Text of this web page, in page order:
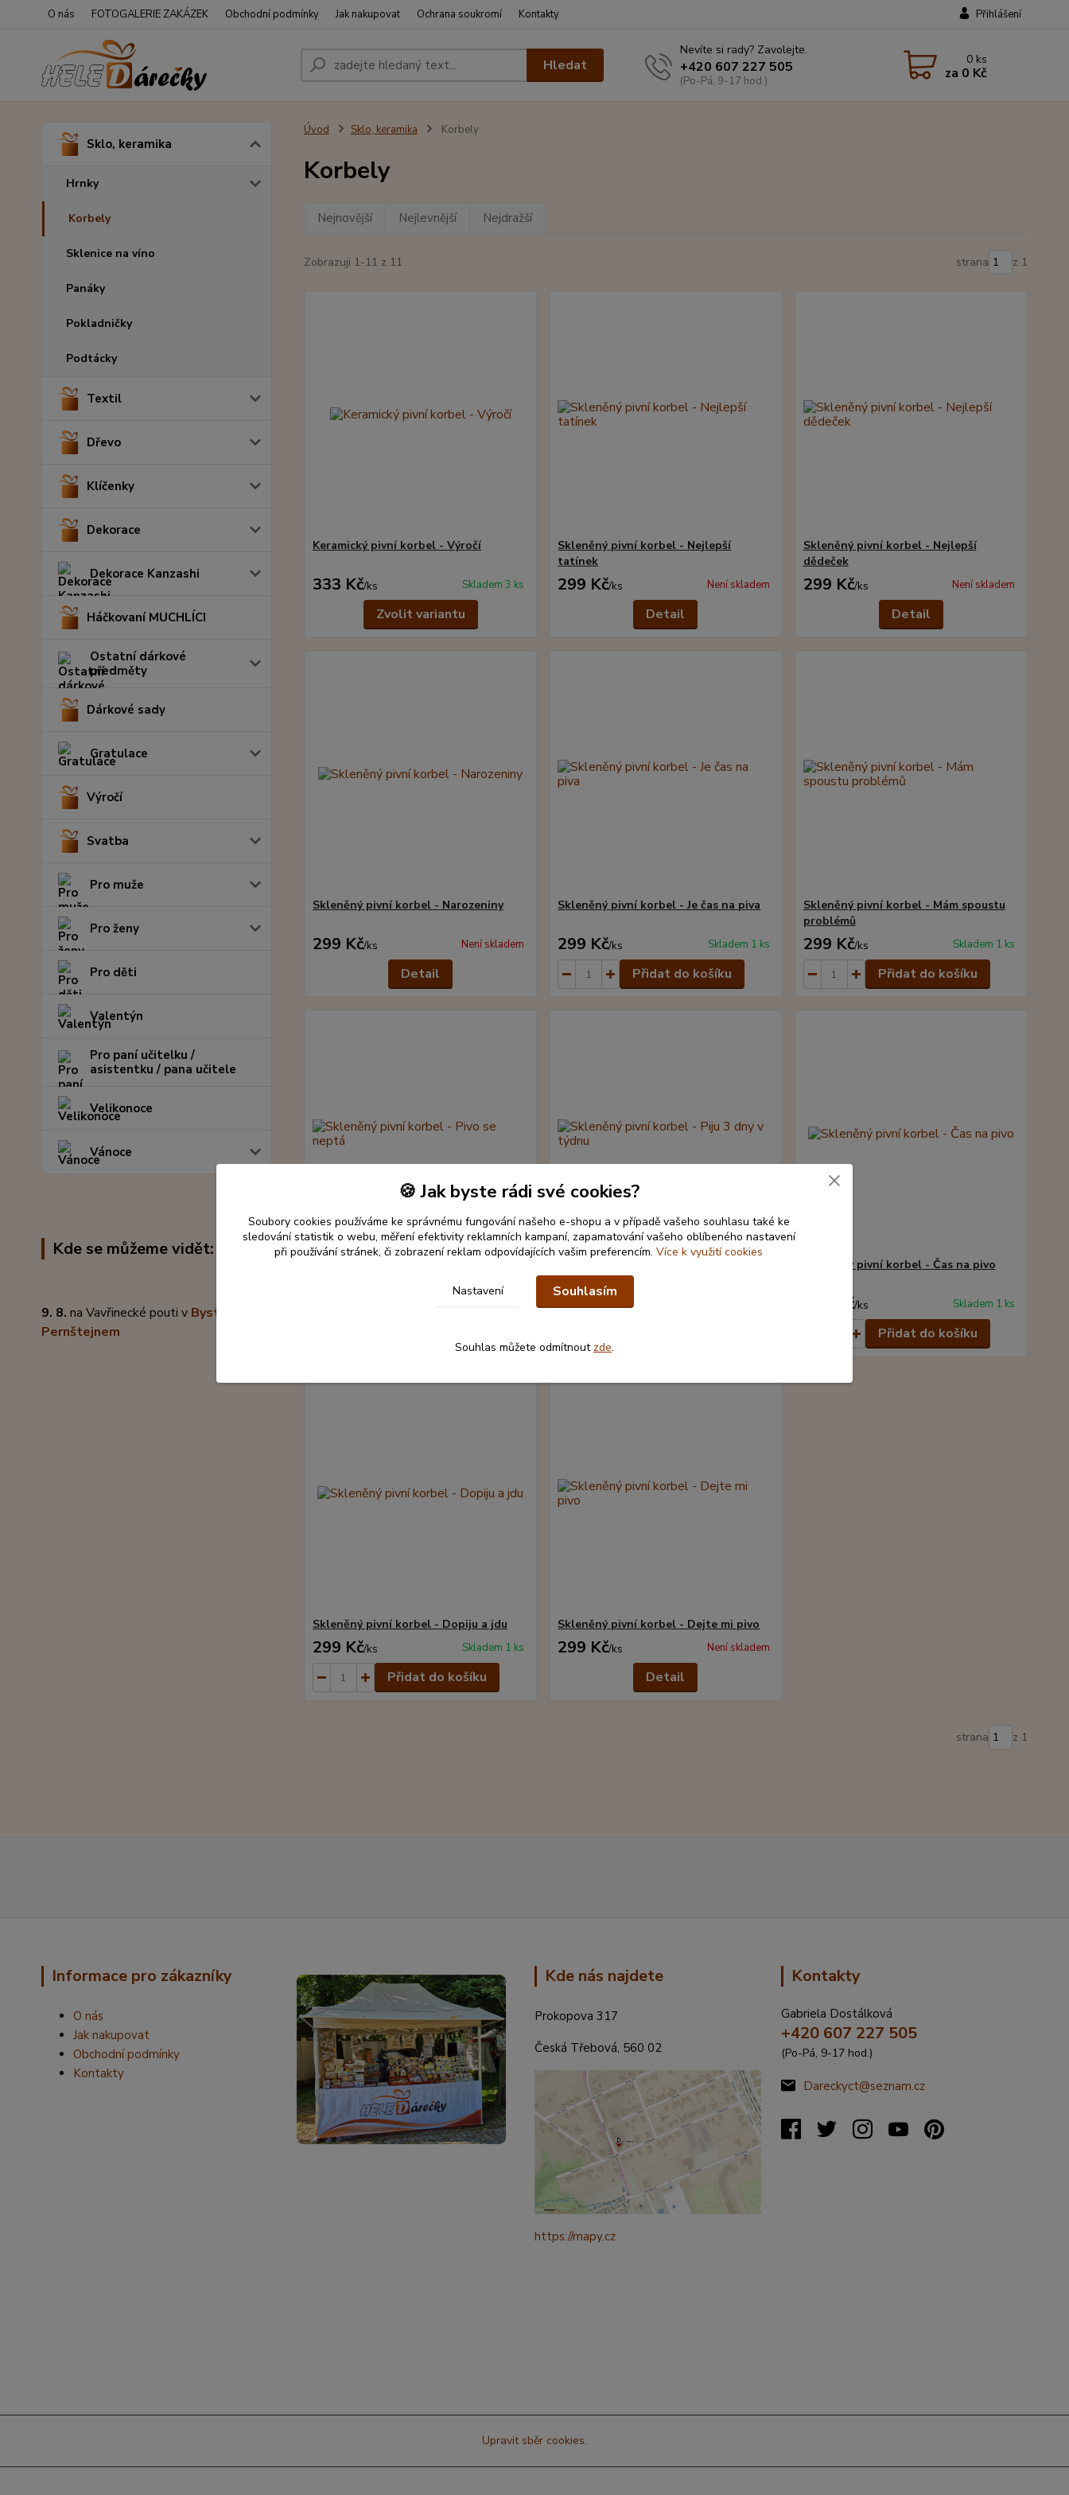
O nás FOTOGALERIE ZAKÁZEK Obchodní podmínky Jak nakupovat Ochrana soukromí Kontakty Přihlášení
Hledat
Nevíte si rady? Zavolejte.
+420 607 227 505
(Po-Pá, 9-17 hod.)
0 ks
za 0 Kč
Sklo, keramika
Hrnky
Korbely
Sklenice na víno
Panáky
Pokladničky
Podtácky
Textil
Dřevo
Klíčenky
Dekorace
Dekorace Kanzashi
Háčkovaní MUCHLÍCI
Ostatní dárkové
předměty
Dárkové sady
Gratulace
Výročí
Svatba
Pro muže
Pro ženy
Pro děti
Valentýn
Pro paní učitelku /
asistentku / pana učitele
Velikonoce
Vánoce
Kde se můžeme vidět:
9. 8. na Vavřinecké pouti v Bystřici pod
Pernštejnem
Úvod Sklo, keramika Korbely
Korbely
Nejnovější Nejlevnější Nejdražší
Zobrazuji 1-11 z 11 strana z 1
Keramický pivní korbel - Výročí
333 Kč/ks Skladem 3 ks
Zvolit variantu
Skleněný pivní korbel - Nejlepší
tatínek
299 Kč/ks Není skladem
Detail
Skleněný pivní korbel - Nejlepší
dědeček
299 Kč/ks Není skladem
Detail
Skleněný pivní korbel - Narozeniny
299 Kč/ks Není skladem
Detail
Skleněný pivní korbel - Je čas na piva
299 Kč/ks Skladem 1 ks
Přidat do košíku
Skleněný pivní korbel - Mám spoustu
problémů
299 Kč/ks Skladem 1 ks
Přidat do košíku
týdnu
299 Kč/ks
Skleněný pivní korbel - Čas na pivo
299 Kč/ks Skladem 1 ks
Přidat do košíku
Skleněný pivní korbel - Dopiju a jdu
299 Kč/ks Skladem 1 ks
Přidat do košíku
Skleněný pivní korbel - Dejte mi pivo
299 Kč/ks Není skladem
Detail
strana z 1
Informace pro zákazníky
O nás
Jak nakupovat
Obchodní podmínky
Kontakty
Kde nás najdete
Prokopova 317
Česká Třebová, 560 02
https://mapy.cz
Kontakty
Gabriela Dostálková
+420 607 227 505
(Po-Pá, 9-17 hod.)
Dareckyct@seznam.cz
Upravit sběr cookies.
🍪 Jak byste rádi své cookies?
Soubory cookies používáme ke správnému fungování našeho e-shopu a v případě vašeho souhlasu také ke
sledování statistik o webu, měření efektivity reklamních kampaní, zapamatování vašeho oblíbeného nastavení
při používání stránek, či zobrazení reklam odpovídajících vašim preferencím. Více k využití cookies
Nastavení Souhlasím
Souhlas můžete odmítnout zde.